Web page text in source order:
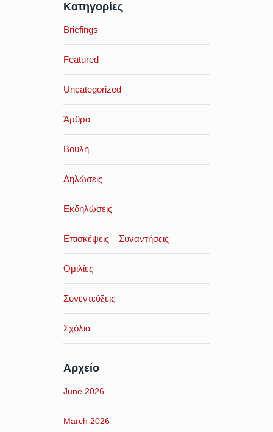
Κατηγορίες
Briefings
Featured
Uncategorized
Άρθρα
Βουλή
Δηλώσεις
Εκδηλώσεις
Επισκέψεις – Συναντήσεις
Ομιλίες
Συνεντεύξεις
Σχόλια
Αρχείο
June 2026
March 2026